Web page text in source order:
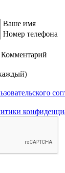
Ваше имя
Номер телефона
Комментарий